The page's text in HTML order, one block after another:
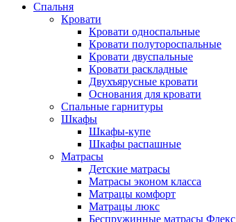
Спальня
Кровати
Кровати односпальные
Кровати полутороспальные
Кровати двуспальные
Кровати раскладные
Двухъярусные кровати
Основания для кровати
Спальные гарнитуры
Шкафы
Шкафы-купе
Шкафы распашные
Матрасы
Детские матрасы
Матрасы эконом класса
Матрацы комфорт
Матрацы люкс
Беспружинные матрасы Флекс